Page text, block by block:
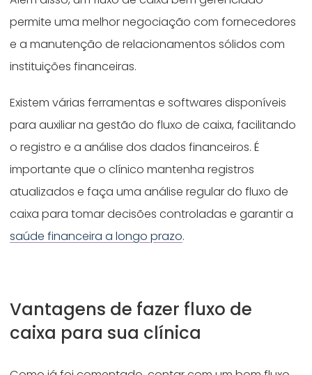
permite uma melhor negociação com fornecedores
e a manutenção de relacionamentos sólidos com
instituições financeiras.
Existem várias ferramentas e softwares disponíveis
para auxiliar na gestão do fluxo de caixa, facilitando
o registro e a análise dos dados financeiros. É
importante que o clínico mantenha registros
atualizados e faça uma análise regular do fluxo de
caixa para tomar decisões controladas e garantir a
saúde financeira a longo prazo.
Vantagens de fazer fluxo de
caixa para sua clínica